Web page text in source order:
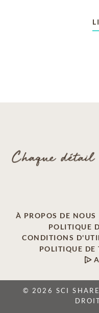
À PROPOS DE NOUS
POLITIQUE
CONDITIONS
POLITIQUE DE
© 2026 SCI